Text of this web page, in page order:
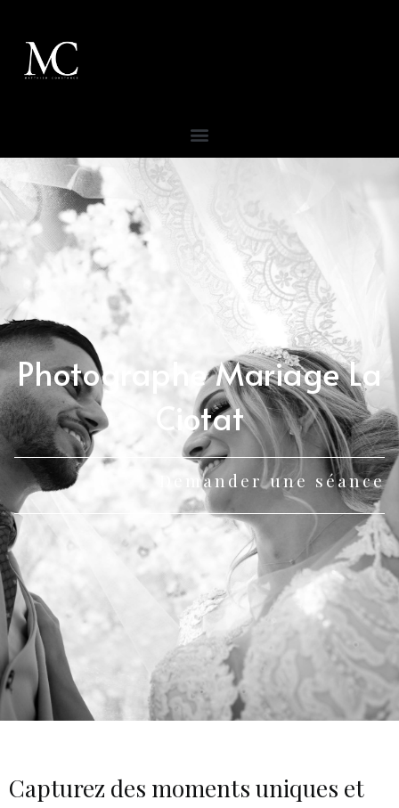
Photographe Mariage La
Ciotat
Demander une séance
Capturez des moments uniques et